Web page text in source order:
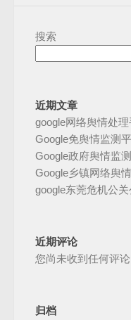
搜索
近期文章
google网络舆情处
Google免舆情监测
Google政府舆情监
Google乡镇网络舆
google东莞危机公
近期评论
您尚未收到任何评论
归档